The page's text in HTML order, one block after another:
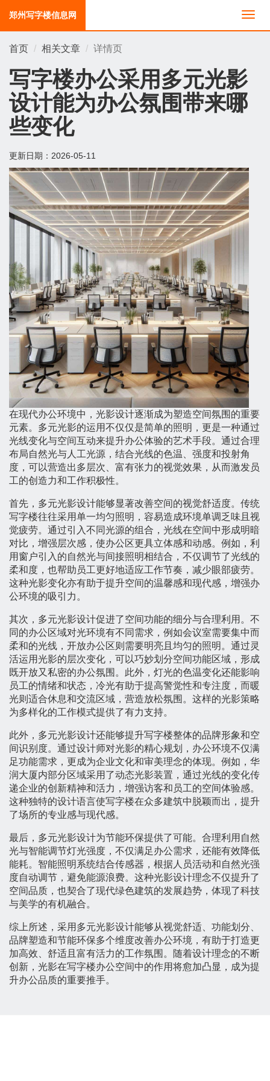
切
换
郑州写字楼信息网
首页 相关文章 详情页
写字楼办公采用多元光影
设计能为办公氛围带来哪
些变化
更新日期： 2026-05-11
在现代办公环境中，光影设计逐渐成为塑造空间氛围的重要
元素。多元光影的运用不仅仅是简单的照明，更是一种通过
光线变化与空间互动来提升办公体验的艺术手段。通过合理
布局自然光与人工光源，结合光线的色温、强度和投射角
度，可以营造出多层次、富有张力的视觉效果，从而激发员
工的创造力和工作积极性。
首先，多元光影设计能够显著改善空间的视觉舒适度。传统
写字楼往往采用单一均匀照明，容易造成环境单调乏味且视
觉疲劳。通过引入不同光源的组合，光线在空间中形成明暗
对比，增强层次感，使办公区更具立体感和动感。例如，利
用窗户引入的自然光与间接照明相结合，不仅调节了光线的
柔和度，也帮助员工更好地适应工作节奏，减少眼部疲劳。
这种光影变化亦有助于提升空间的温馨感和现代感，增强办
公环境的吸引力。
其次，多元光影设计促进了空间功能的细分与合理利用。不
同的办公区域对光环境有不同需求，例如会议室需要集中而
柔和的光线，开放办公区则需要明亮且均匀的照明。通过灵
活运用光影的层次变化，可以巧妙划分空间功能区域，形成
既开放又私密的办公氛围。此外，灯光的色温变化还能影响
员工的情绪和状态，冷光有助于提高警觉性和专注度，而暖
光则适合休息和交流区域，营造放松氛围。这样的光影策略
为多样化的工作模式提供了有力支持。
此外，多元光影设计还能够提升写字楼整体的品牌形象和空
间识别度。通过设计师对光影的精心规划，办公环境不仅满
足功能需求，更成为企业文化和审美理念的体现。例如，华
润大厦内部分区域采用了动态光影装置，通过光线的变化传
递企业的创新精神和活力，增强访客和员工的空间体验感。
这种独特的设计语言使写字楼在众多建筑中脱颖而出，提升
了场所的专业感与现代感。
最后，多元光影设计为节能环保提供了可能。合理利用自然
光与智能调节灯光强度，不仅满足办公需求，还能有效降低
能耗。智能照明系统结合传感器，根据人员活动和自然光强
度自动调节，避免能源浪费。这种光影设计理念不仅提升了
空间品质，也契合了现代绿色建筑的发展趋势，体现了科技
与美学的有机融合。
综上所述，采用多元光影设计能够从视觉舒适、功能划分、
品牌塑造和节能环保多个维度改善办公环境，有助于打造更
加高效、舒适且富有活力的工作氛围。随着设计理念的不断
创新，光影在写字楼办公空间中的作用将愈加凸显，成为提
升办公品质的重要推手。